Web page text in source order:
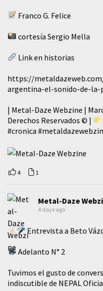
Franco G. Felice
cortesía Sergio Mella
Link en historias
https://
argentina-el-sonido-de-la-
| Metal-Daze Webzine |
Derechos Reservados © |
#cronica
4 1
Metal-Daze
4 days ago
Entrevista a Beto
Adelanto N° 2
Tuvimos el gusto de
indiscutible de NEPAL